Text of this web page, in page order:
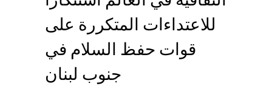
للاعتداءات المتكررة على
قوات حفظ السلام في
جنوب لبنان